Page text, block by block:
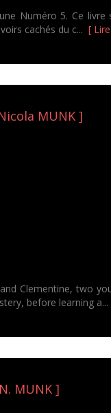
Numéro 5. Ce
cachés du c... [
MUNK ]
Clementine, two
before learning a...
MUNK ]